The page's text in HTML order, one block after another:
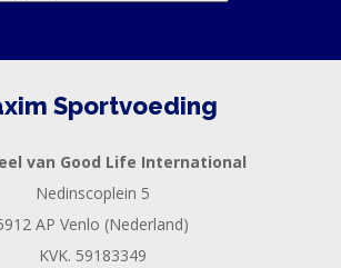
Sportvoeding
van Good Life International
Nedinscoplein 5
AP Venlo (Nederland)
KVK. 59183349